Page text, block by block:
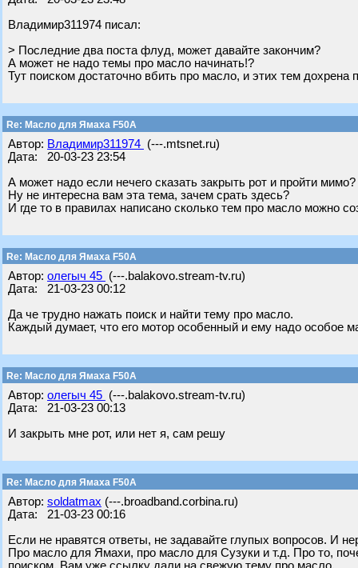
Владимир311974 писал:
> Последние два поста флуд, может давайте закончим?
А может не надо темы про масло начинать!?
Тут поиском достаточно вбить про масло, и этих тем дохрена
Re: Масло для Ямаха F50A
Автор: Владимир311974 (---.mtsnet.ru)
Дата: 20-03-23 23:54
А может надо если нечего сказать закрыть рот и пройти мимо?
Ну не интересна вам эта тема, зачем срать здесь?
И где то в правилах написано сколько тем про масло можно
Re: Масло для Ямаха F50A
Автор: олегыч 45 (---.balakovo.stream-tv.ru)
Дата: 21-03-23 00:12
Да че трудно нажать поиск и найти тему про масло.
Каждый думает, что его мотор особенный и ему надо особое
Re: Масло для Ямаха F50A
Автор: олегыч 45 (---.balakovo.stream-tv.ru)
Дата: 21-03-23 00:13
И закрыть мне рот, или нет я, сам решу
Re: Масло для Ямаха F50A
Автор: soldatmax (---.broadband.corbina.ru)
Дата: 21-03-23 00:16
Если не нравятся ответы, не задавайте глупых вопросов. И
Про масло для Ямахи, про масло для Сузуки и т.д. Про то,